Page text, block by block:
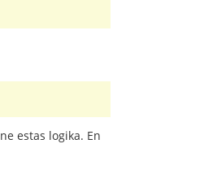
ne estas logika. En